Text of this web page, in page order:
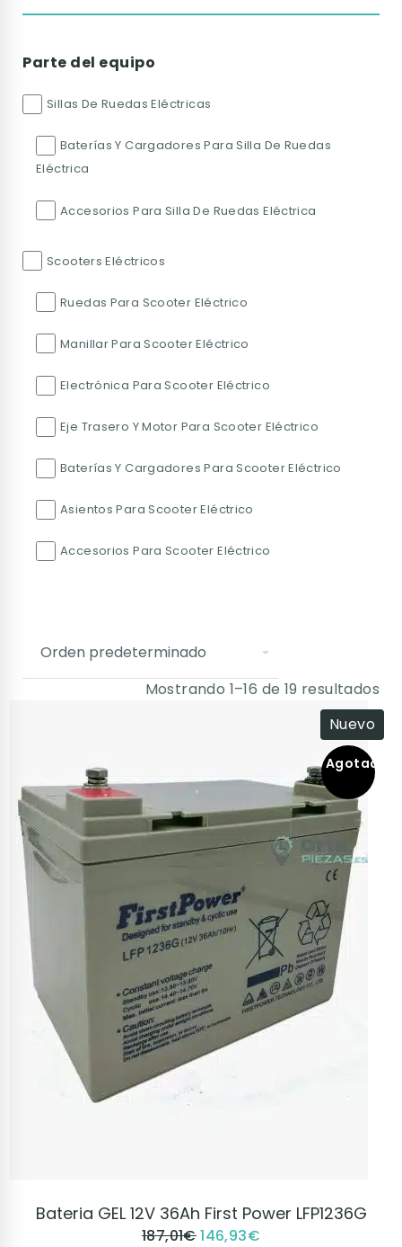
Parte del equipo
Sillas De Ruedas Eléctricas
Baterías Y Cargadores Para Silla De Ruedas
Eléctrica
Accesorios Para Silla De Ruedas Eléctrica
Scooters Eléctricos
Ruedas Para Scooter Eléctrico
Manillar Para Scooter Eléctrico
Electrónica Para Scooter Eléctrico
Eje Trasero Y Motor Para Scooter Eléctrico
Baterías Y Cargadores Para Scooter Eléctrico
Asientos Para Scooter Eléctrico
Accesorios Para Scooter Eléctrico
Mostrando 1–16 de 19 resultados
Agotado
Nuevo
VER PRODUCTO
Bateria GEL 12V 36Ah First Power LFP1236G
187,01€146,93€